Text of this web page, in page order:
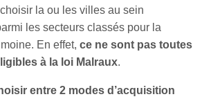
la ou les villes au sein
les secteurs classés pour la
En effet, ce ne sont pas toutes
à la loi Malraux.
entre 2 modes d’acquisition